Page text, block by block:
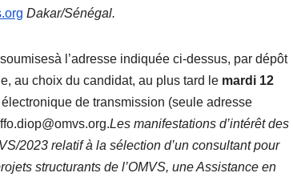
Dakar/Sénégal.
l’adresse indiquée ci-dessus, par dépôt
au choix du candidat, au plus tard le mardi 12
de transmission (seule adresse
Les manifestations d’intérêt des
2023 relatif à la sélection d’un consultant pour
structurants de l’OMVS, une Assistance en